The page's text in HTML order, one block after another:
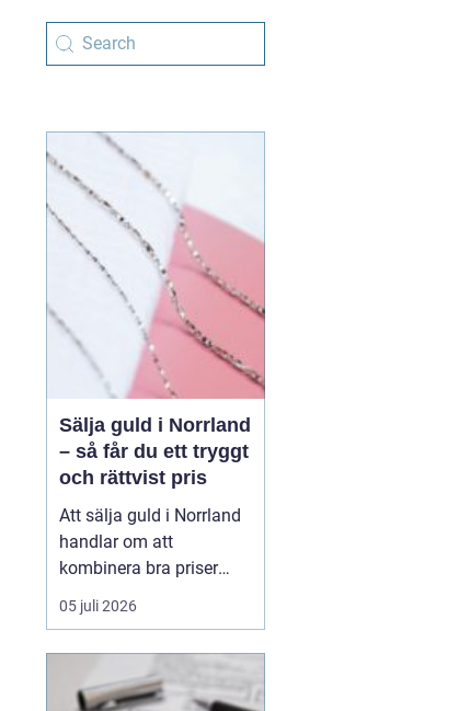
Sälja guld i Norrland
– så får du ett tryggt
och rättvist pris
Att sälja guld i Norrland
handlar om att
kombinera bra priser
med trygghet och
enkelhet, oavsett om du
eller på en mindre ort i
inlandet. De långa
05 juli 2026